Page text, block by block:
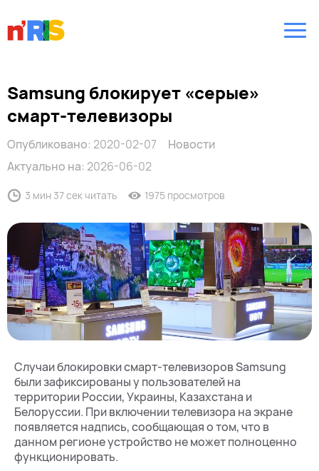
Samsung блокирует «серые»
смарт-телевизоры
Опубликовано: 2020-02-07
Актуально на: 2026-06-02
Новости
3 мин 37 сек читать 1975 просмотров
Случаи блокировки смарт-телевизоров Samsung
были зафиксированы у пользователей на
территории России, Украины, Казахстана и
Белоруссии. При включении телевизора на экране
появляется надпись, сообщающая о том, что в
данном регионе устройство не может полноценно
функционировать.